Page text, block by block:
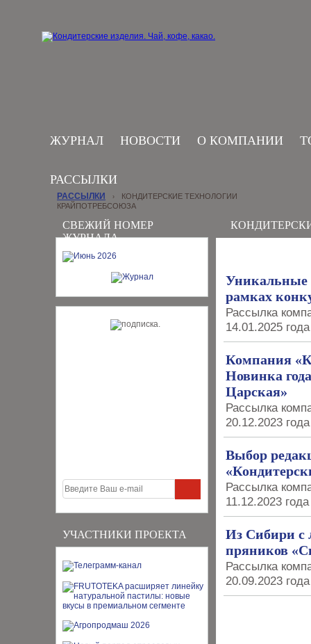
ЖУРНАЛ НОВОСТИ О КОМПАНИИ
РАССЫЛКИ
СВЕЖИЙ НОМЕР
ЖУРНАЛА
УЧАСТНИКИ ПРОЕКТА
РАССЫЛКИ ›
КОНДИТЕРСКИЕ ТЕХНОЛОГИИ
КРАЙПОТРЕБСОЮЗА
Уникальные
рамках
Рассылка
14.01.2025 года
Компания
Новинка
Царская»
Рассылка
20.12.2023 года
Выбор
Рассылка
11.12.2023 года
Из Сибири с
пряников
Рассылка
20.09.2023 года